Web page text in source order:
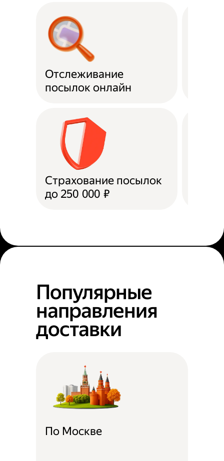
Отслеживание
посылок онлайн
Страхование посылок
до 250 000 ₽
Популярные
направления
доставки
По Москве